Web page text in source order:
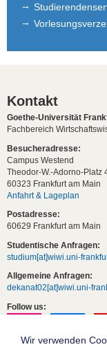
Kontakt
Goethe-Universität
Fachbereich
Besucheradresse:
Campus Westend
Theodor-W.-Adorno-Platz
60323 Frankfurt am Main
Anfahrt & Lageplan
Postadresse:
60629 Frankfurt am Main
Studentische Anfragen:
studium[at]wiwi.uni-
Allgemeine Anfragen:
dekanat02[at]wiwi.uni-
Follow us:
Wir verwenden